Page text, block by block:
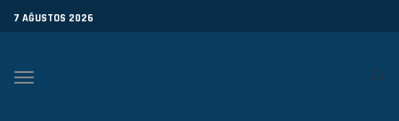
7 AĞUSTOS 2026
Toggle